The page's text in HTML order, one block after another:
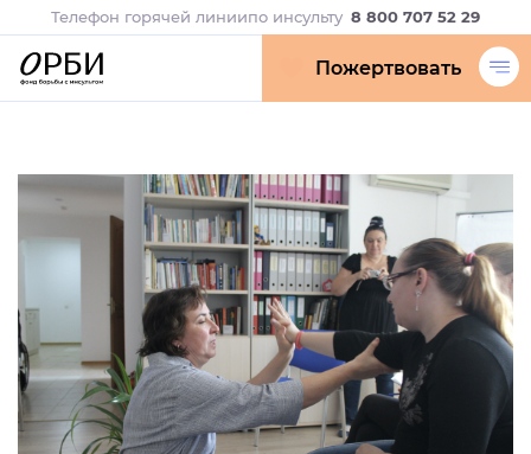
Телефон горячей линиипо инсульту 8 800 707 52 29
Пожертвовать